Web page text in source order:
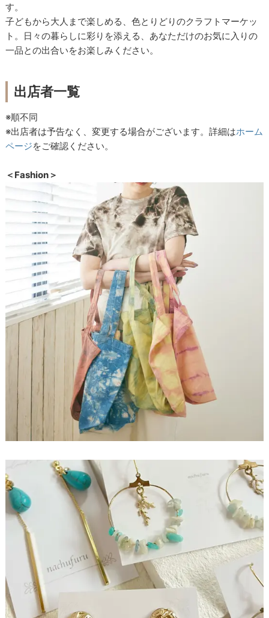
す。
子どもから大人まで楽しめる、色とりどりのクラフトマーケッ
ト。日々の暮らしに彩りを添える、あなただけのお気に入りの
一品との出合いをお楽しみください。
出店者一覧
※順不同
※出店者は予告なく、変更する場合がございます。詳細はホーム
ページをご確認ください。
＜Fashion＞